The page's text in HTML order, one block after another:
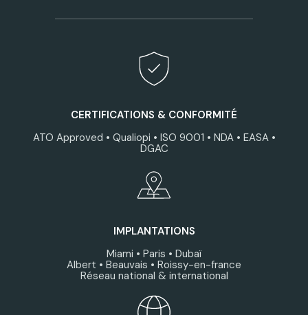
CERTIFICATIONS & CONFORMITÉ
ATO Approved • Qualiopi • ISO 9001 • NDA • EASA •
DGAC
IMPLANTATIONS
Miami • Paris • Dubaï
Albert • Beauvais • Roissy-en-france
Réseau national & international